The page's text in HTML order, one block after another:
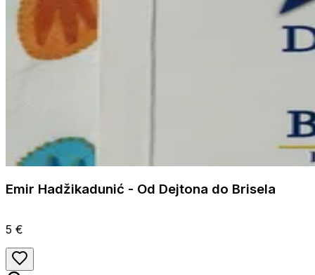
Emir Hadžikadunić - Od Dejtona do Brisela
5 €